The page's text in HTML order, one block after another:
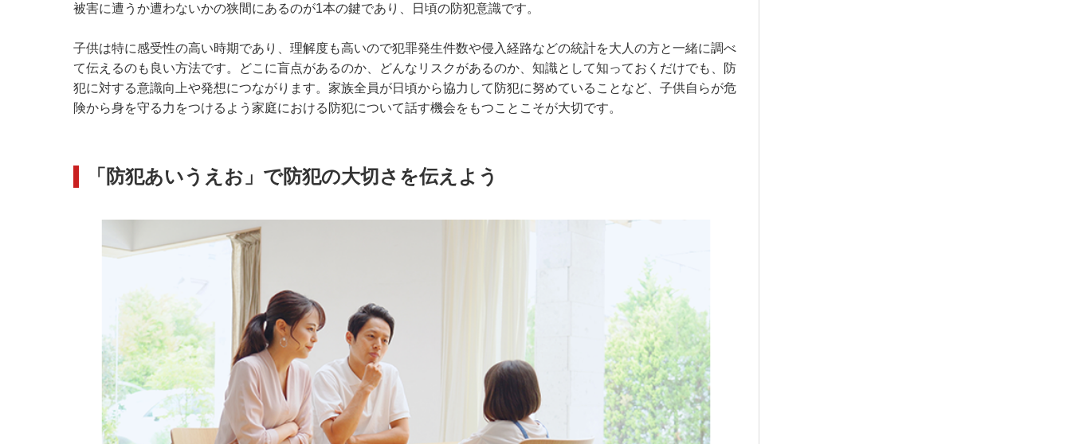
被害に遭うか遭わないかの狭間にあるのが1本の鍵であり、日頃の防犯意識です。
子供は特に感受性の高い時期であり、理解度も高いので犯罪発生件数や侵入経路などの統計を大人の方と一緒に調べ
て伝えるのも良い方法です。どこに盲点があるのか、どんなリスクがあるのか、知識として知っておくだけでも、防
犯に対する意識向上や発想につながります。家族全員が日頃から協力して防犯に努めていることなど、子供自らが危
険から身を守る力をつけるよう家庭における防犯について話す機会をもつことこそが大切です。
「防犯あいうえお」で防犯の大切さを伝えよう